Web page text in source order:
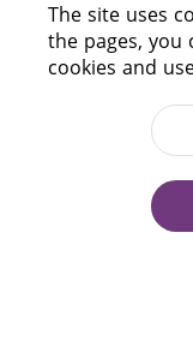
220114,
Tel.: (+375
Fax: (+375 17)
E-mail:
The site uses
the pages, you
cookies and